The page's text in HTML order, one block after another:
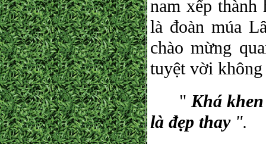
nam xếp
là đoàn múa
chào mừng
tuyệt vời không
"Khá
là đẹp thay".